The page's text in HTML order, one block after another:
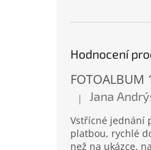
Hodnocení
Hodnocení
| Jana
Vstřícné jednání
platbou, rychlé
než na ukázce,